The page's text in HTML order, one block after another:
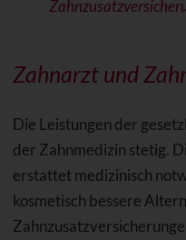
Zahnarzt und
Die Leistungen der
der Zahnmedizin stetig.
erstattet medizinisch
kosmetisch bessere